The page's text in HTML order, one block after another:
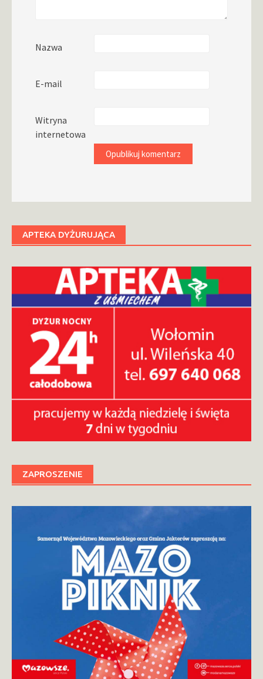
Nazwa
E-mail
Witryna
internetowa
APTEKA DYŻURUJĄCA
ZAPROSZENIE